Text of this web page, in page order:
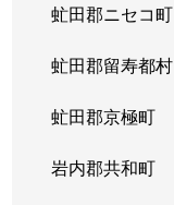
虻田郡ニセコ町
虻田郡留寿都村
虻田郡京極町
岩内郡共和町